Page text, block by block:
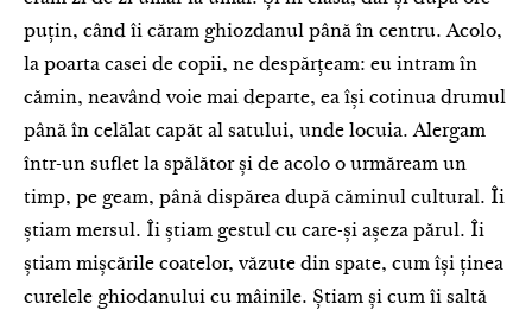
puțin, când îi căram ghiozdanul până în centru. Acolo,
la poarta casei de copii, ne despărțeam: eu intram în
cămin, neavând voie mai departe, ea își cotinua drumul
până în celălat capăt al satului, unde locuia. Alergam
într-un suflet la spălător și de acolo o urmăream un
timp, pe geam, până dispărea după căminul cultural. Îi
știam mersul. Îi știam gestul cu care-și așeza părul. Îi
știam mișcările coatelor, văzute din spate, cum își ținea
curelele ghiodanului cu mâinile. Știam și cum îi saltă